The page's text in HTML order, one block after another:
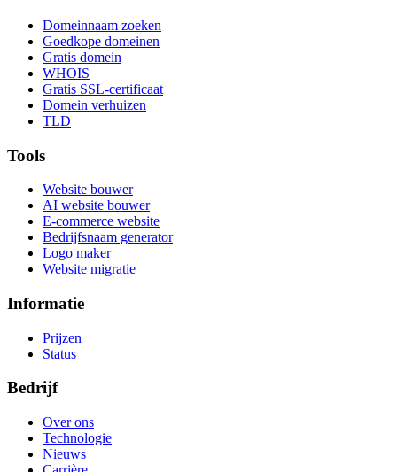
Domeinnaam zoeken
Goedkope domeinen
Gratis domein
WHOIS
Gratis SSL-certificaat
Domein verhuizen
TLD
Tools
Website bouwer
AI website bouwer
E-commerce website
Bedrijfsnaam generator
Logo maker
Website migratie
Informatie
Prijzen
Status
Bedrijf
Over ons
Technologie
Nieuws